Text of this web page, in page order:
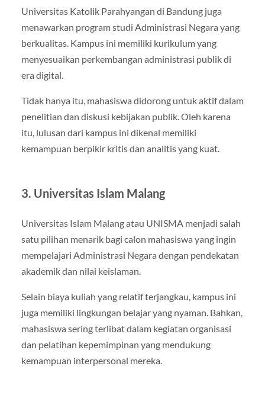
Universitas Katolik Parahyangan di Bandung juga
menawarkan program studi Administrasi Negara yang
berkualitas. Kampus ini memiliki kurikulum yang
menyesuaikan perkembangan administrasi publik di
era digital.
Tidak hanya itu, mahasiswa didorong untuk aktif dalam
penelitian dan diskusi kebijakan publik. Oleh karena
itu, lulusan dari kampus ini dikenal memiliki
kemampuan berpikir kritis dan analitis yang kuat.
3. Universitas Islam Malang
Universitas Islam Malang atau UNISMA menjadi salah
satu pilihan menarik bagi calon mahasiswa yang ingin
mempelajari Administrasi Negara dengan pendekatan
akademik dan nilai keislaman.
Selain biaya kuliah yang relatif terjangkau, kampus ini
juga memiliki lingkungan belajar yang nyaman. Bahkan,
mahasiswa sering terlibat dalam kegiatan organisasi
dan pelatihan kepemimpinan yang mendukung
kemampuan interpersonal mereka.